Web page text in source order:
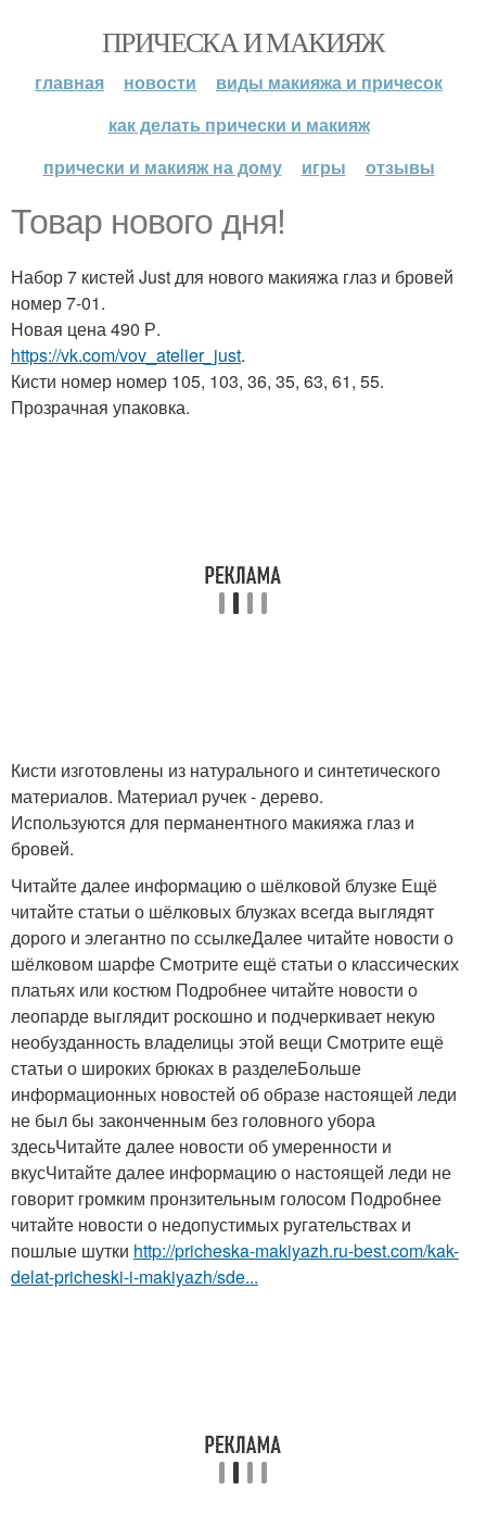
ПРИЧЕСКА И МАКИЯЖ
главная новости
виды макияжа и причесок
как делать прически и макияж
прически и макияж на дому
игры отзывы
Товар нового дня!
Набор 7 кистей Just для нового макияжа глаз и бровей
номер 7-01.
Новая цена 490 Р.
https://vk.com/vov_atelier_just.
Кисти номер номер 105, 103, 36, 35, 63, 61, 55.
Прозрачная упаковка.
Кисти изготовлены из натурального и синтетического
материалов. Материал ручек - дерево.
Используются для перманентного макияжа глаз и
бровей.
Читайте далее информацию о шёлковой блузке Ещё
читайте статьи о шёлковых блузках всегда выглядят
дорого и элегантно по ссылкеДалее читайте новости о
шёлковом шарфе Смотрите ещё статьи о классических
платьях или костюм Подробнее читайте новости о
леопарде выглядит роскошно и подчеркивает некую
необузданность владелицы этой вещи Смотрите ещё
статьи о широких брюках в разделеБольше
информационных новостей об образе настоящей леди
не был бы законченным без головного убора
здесьЧитайте далее новости об умеренности и
вкусЧитайте далее информацию о настоящей леди не
говорит громким пронзительным голосом Подробнее
читайте новости о недопустимых ругательствах и
пошлые шутки http://pricheska-makiyazh.ru-best.com/kak-
delat-pricheski-i-makiyazh/sde...